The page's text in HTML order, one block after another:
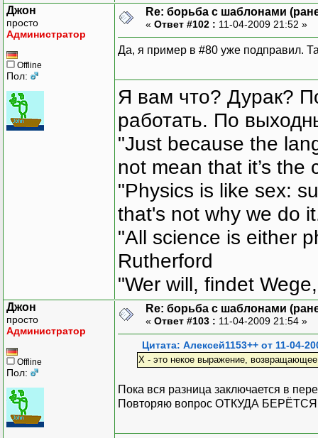
Джон
просто
Администратор
Offline
Пол:
Re: борьба с шаблонами
« Ответ #102 : 11-04-2009 21:52 »
Да, я пример в #80 уже подправил.
Я вам что? Дурак?
работать. По
"Just because the
not mean that it’s the
"Physics is like sex:
that's not why we do
"All science is either
Rutherford
"Wer will, findet
Джон
просто
Администратор
Offline
Пол:
Re: борьба с шаблонами
« Ответ #103 : 11-04-2009 21:54 »
Цитата: Алексей1153++ от 11-04-
X - это некое выражение,
Пока вся разница заключается в
Повторяю вопрос ОТКУДА